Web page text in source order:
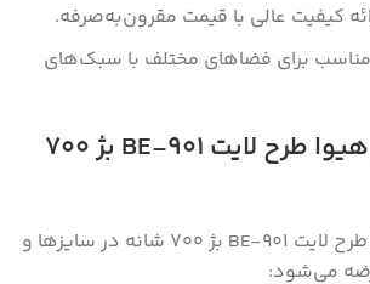
کیفیت عالی با قیمت مقرون‌به‌صرفه.
برای فضاهای مختلف با سبک‌های
فرش ماشینی هیوا طرح لایت 901-BE بژ ۷۰۰
فرش ماشینی هیوا طرح لایت 901-BE بژ ۷۰۰ شانه در سایز‌ها و
می‌شود: